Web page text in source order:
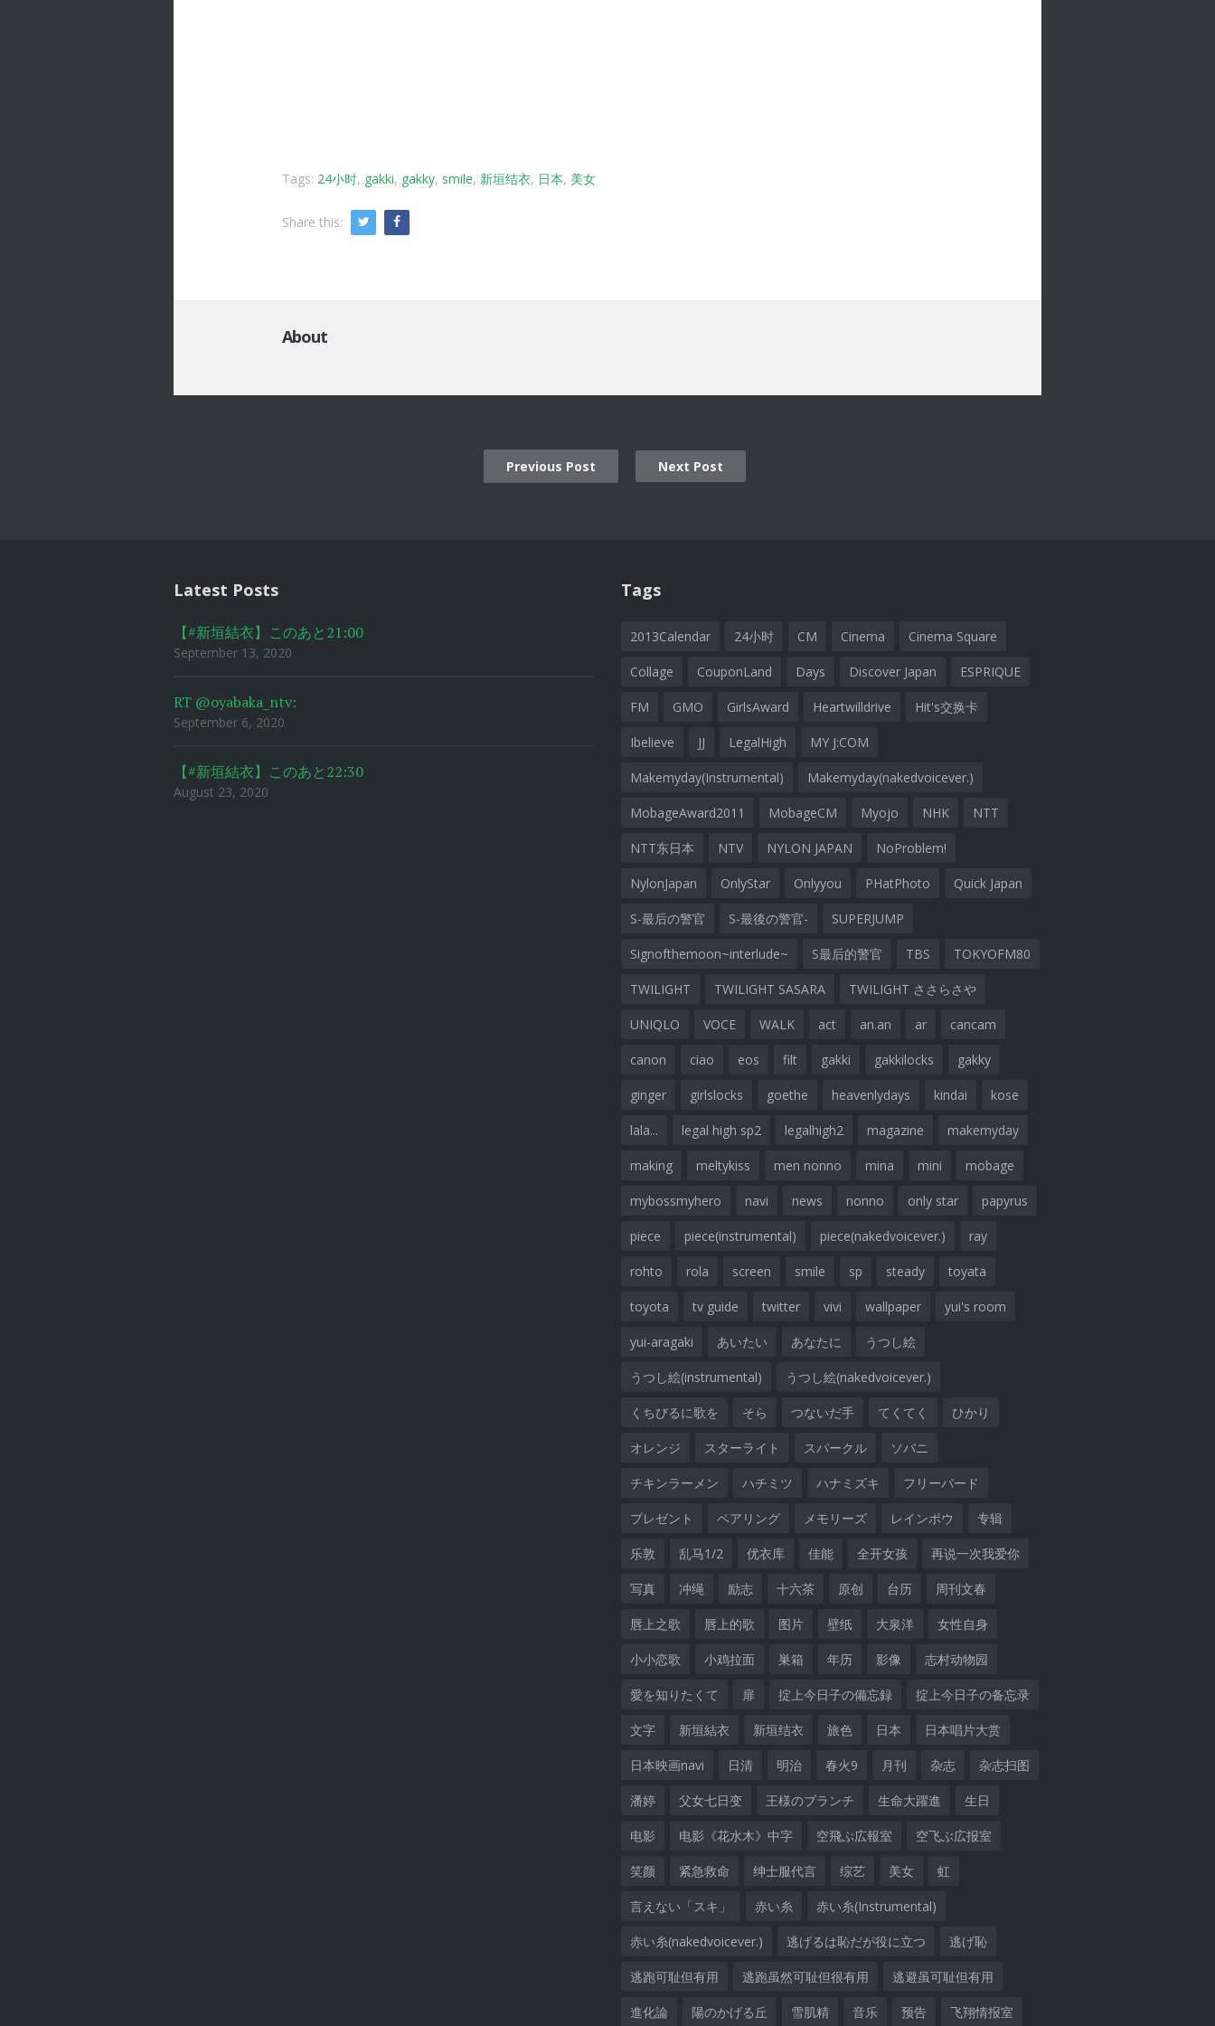
Tags: 24小时, gakki, gakky, smile, 新垣结衣, 日本, 美女
Share this: Twitter
About
Previous Post Next Post
Latest Posts
【#新垣結衣】このあと21:00
September 13, 2020
RT @oyabaka_ntv:
September 6, 2020
【#新垣結衣】このあと22:30
August 23, 2020
Tags
2013Calendar 24小时 CM Cinema Cinema Square
Collage CouponLand Days Discover Japan ESPRIQUE
FM GMO GirlsAward Heartwilldrive Hit's交换卡
Ibelieve JJ LegalHigh MY J:COM
Makemyday(Instrumental) Makemyday(nakedvoicever.)
MobageAward2011 MobageCM Myojo NHK NTT
NTT东日本 NTV NYLON JAPAN NoProblem!
NylonJapan OnlyStar Onlyyou PHatPhoto Quick Japan
S-最后の警官 S-最後の警官- SUPERJUMP
Signofthemoon~interlude~ S最后的警官 TBS TOKYOFM80
TWILIGHT TWILIGHT SASARA TWILIGHT ささらさや
UNIQLO VOCE WALK act an.an ar cancam
canon ciao eos filt gakki gakkilocks gakky
ginger girlslocks goethe heavenlydays kindai kose
lala... legal high sp2 legalhigh2 magazine makemyday
making meltykiss men nonno mina mini mobage
mybossmyhero navi news nonno only star papyrus
piece piece(instrumental) piece(nakedvoicever.) ray
rohto rola screen smile sp steady toyata
toyota tv guide twitter vivi wallpaper yui's room
yui-aragaki あいたい あなたに うつし絵
うつし絵(instrumental) うつし絵(nakedvoicever.)
くちびるに歌を そら つないだ手 てくてく ひかり
オレンジ スターライト スパークル ソバニ
チキンラーメン ハチミツ ハナミズキ フリーバード
プレゼント ペアリング メモリーズ レインボウ 专辑
乐敦 乱马1/2 优衣库 佳能 全开女孩 再说一次我爱你
写真 冲绳 励志 十六茶 原创 台历 周刊文春
唇上之歌 唇上的歌 图片 壁纸 大泉洋 女性自身
小小恋歌 小鸡拉面 巣箱 年历 影像 志村动物园
愛を知りたくて 扉 掟上今日子の備忘録 掟上今日子の备忘录
文字 新垣結衣 新垣结衣 旅色 日本 日本唱片大赏
日本映画navi 日清 明治 春火9 月刊 杂志 杂志扫图
潘婷 父女七日变 王様のブランチ 生命大躍進 生日
电影 电影《花水木》中字 空飛ぶ広報室 空飞ぶ広报室
笑颜 紧急救命 绅士服代言 综艺 美女 虹
言えない「スキ」 赤い糸 赤い糸(Instrumental)
赤い糸(nakedvoicever.) 逃げるは恥だが役に立つ 逃げ恥
逃跑可耻但有用 逃跑虽然可耻但很有用 逃避虽可耻但有用
進化論 陽のかげる丘 雪肌精 音乐 预告 飞翔情报室